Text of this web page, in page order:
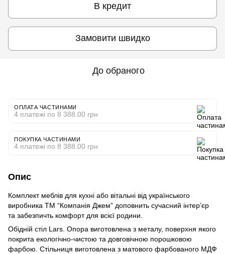
В кредит
Замовити швидко
До обраного
ОПЛАТА ЧАСТИНАМИ
4 платежі по 8 388.00 грн
ПОКУПКА ЧАСТИНАМИ
4 платежі по 8 388.00 грн
Опис
Комплект меблів для кухні або вітальні від українського
виробника ТМ “Компанія Джем” доповнить сучасний інтер’єр
та забезпичть комфорт для всієї родини.
Обідній стіл Lars. Опора виготовлена з металу, поверхня якого
покрита екологічно-чистою та довговічною порошковою
фарбою. Стільниця виготовлена з матового фарбованого МДФ